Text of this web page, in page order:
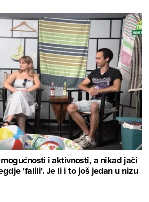
i aktivnosti, a nikad jači
'falili'. Je li i to još jedan u nizu